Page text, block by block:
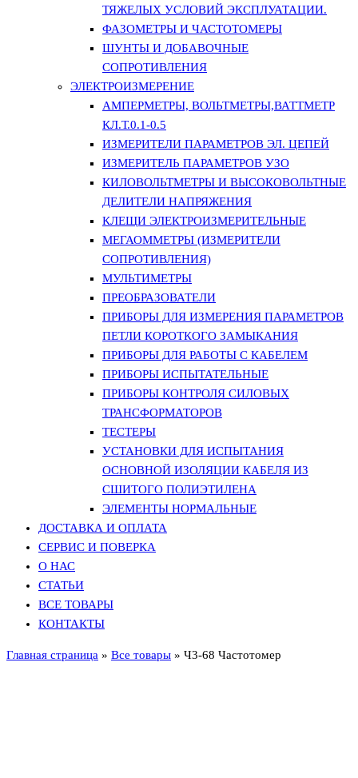
ТЯЖЕЛЫХ УСЛОВИЙ ЭКСПЛУАТАЦИИ.
ФАЗОМЕТРЫ И ЧАСТОТОМЕРЫ
ШУНТЫ И ДОБАВОЧНЫЕ
СОПРОТИВЛЕНИЯ
ЭЛЕКТРОИЗМЕРЕНИЕ
АМПЕРМЕТРЫ, ВОЛЬТМЕТРЫ,ВАТТМЕТР
КЛ.Т.0.1-0.5
ИЗМЕРИТЕЛИ ПАРАМЕТРОВ ЭЛ. ЦЕПЕЙ
ИЗМЕРИТЕЛЬ ПАРАМЕТРОВ УЗО
КИЛОВОЛЬТМЕТРЫ И ВЫСОКОВОЛЬТНЫЕ
ДЕЛИТЕЛИ НАПРЯЖЕНИЯ
КЛЕЩИ ЭЛЕКТРОИЗМЕРИТЕЛЬНЫЕ
МЕГАОММЕТРЫ (ИЗМЕРИТЕЛИ
СОПРОТИВЛЕНИЯ)
МУЛЬТИМЕТРЫ
ПРЕОБРАЗОВАТЕЛИ
ПРИБОРЫ ДЛЯ ИЗМЕРЕНИЯ ПАРАМЕТРОВ
ПЕТЛИ КОРОТКОГО ЗАМЫКАНИЯ
ПРИБОРЫ ДЛЯ РАБОТЫ С КАБЕЛЕМ
ПРИБОРЫ ИСПЫТАТЕЛЬНЫЕ
ПРИБОРЫ КОНТРОЛЯ СИЛОВЫХ
ТРАНСФОРМАТОРОВ
ТЕСТЕРЫ
УСТАНОВКИ ДЛЯ ИСПЫТАНИЯ
ОСНОВНОЙ ИЗОЛЯЦИИ КАБЕЛЯ ИЗ
СШИТОГО ПОЛИЭТИЛЕНА
ЭЛЕМЕНТЫ НОРМАЛЬНЫЕ
ДОСТАВКА И ОПЛАТА
СЕРВИС И ПОВЕРКА
О НАС
СТАТЬИ
ВСЕ ТОВАРЫ
КОНТАКТЫ
Главная страница » Все товары » Ч3-68 Частотомер